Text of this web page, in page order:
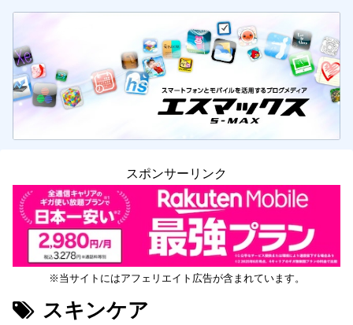
スポンサーリンク
※当サイトにはアフェリエイト広告が含まれています。
スキンケア